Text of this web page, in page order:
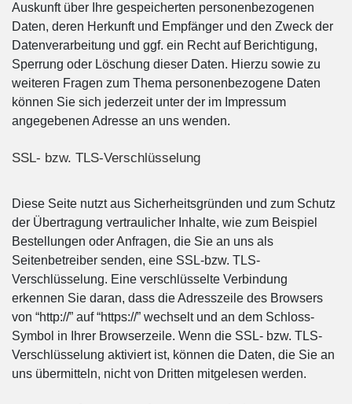
Auskunft über Ihre gespeicherten personenbezogenen
Daten, deren Herkunft und Empfänger und den Zweck der
Datenverarbeitung und ggf. ein Recht auf Berichtigung,
Sperrung oder Löschung dieser Daten. Hierzu sowie zu
weiteren Fragen zum Thema personenbezogene Daten
können Sie sich jederzeit unter der im Impressum
angegebenen Adresse an uns wenden.
SSL- bzw. TLS-Verschlüsselung
Diese Seite nutzt aus Sicherheitsgründen und zum Schutz
der Übertragung vertraulicher Inhalte, wie zum Beispiel
Bestellungen oder Anfragen, die Sie an uns als
Seitenbetreiber senden, eine SSL-bzw. TLS-
Verschlüsselung. Eine verschlüsselte Verbindung
erkennen Sie daran, dass die Adresszeile des Browsers
von “http://” auf “https://” wechselt und an dem Schloss-
Symbol in Ihrer Browserzeile. Wenn die SSL- bzw. TLS-
Verschlüsselung aktiviert ist, können die Daten, die Sie an
uns übermitteln, nicht von Dritten mitgelesen werden.